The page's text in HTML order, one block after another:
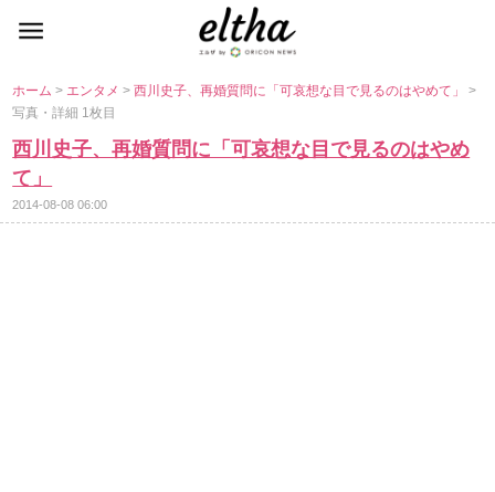
ホーム> エンタメ>西川史子、再婚質問に「可哀想な目で見るのはやめて」>
写真・詳細 1枚目
西川史子、再婚質問に「可哀想な目で見るのはやめ
て」
2014-08-08 06:00